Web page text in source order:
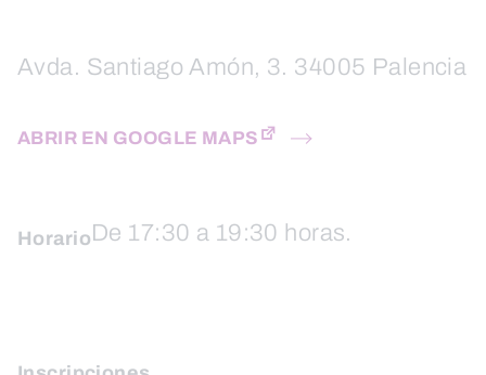
Avda. Santiago Amón, 3. 34005 Palencia
ABRIR EN GOOGLE MAPS
HorarioDe 17:30 a 19:30 horas.